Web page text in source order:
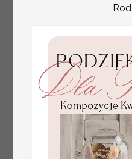
złote ślubne zawieszki
na alkohol, zawieszki na
butelkę z perełkami,
rózne treści na
zawieszkach ślubnych,
zawieszki ze złotymi
literami i perełkami